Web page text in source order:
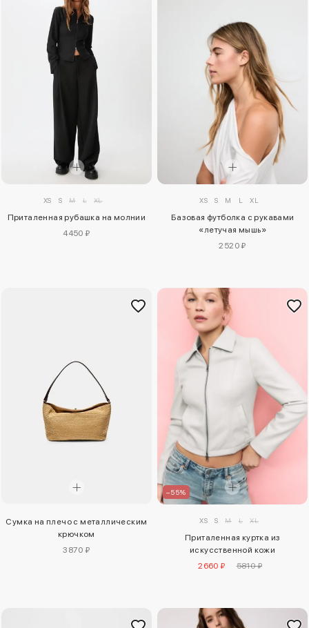
XS S M L XL
Приталенная рубашка на молнии
4450 ₽
XS S M L XL
Базовая футболка с рукавами
«летучая мышь»
2520 ₽
Сумка на плечо с металлическим
крючком
3870 ₽
–55%
XS S M L XL
Приталенная куртка из
искусственной кожи
2660 ₽
5810 ₽